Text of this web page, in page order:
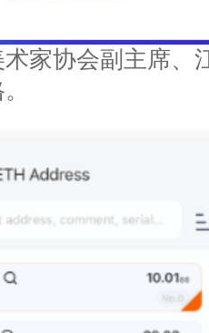
家协会副主席、